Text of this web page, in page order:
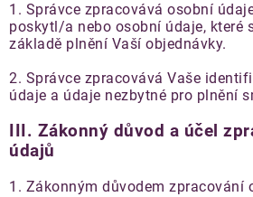
1. Správce zpracovává osobní
poskytl/a nebo osobní údaje, které
základě plnění Vaší objednávky.
2. Správce zpracovává Vaše
údaje a údaje nezbytné pro plnění
III. Zákonný důvod a účel
údajů
1. Zákonným důvodem zpracování